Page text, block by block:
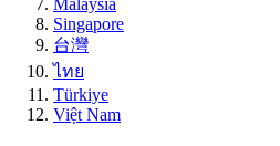
Singapore
台灣
ไทย
Türkiye
Việt Nam